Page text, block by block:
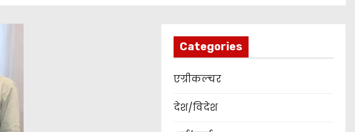
Categories
एग्रीकल्चर
देश/विदेश